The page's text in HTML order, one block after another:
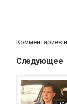
Комментариев
Следующее